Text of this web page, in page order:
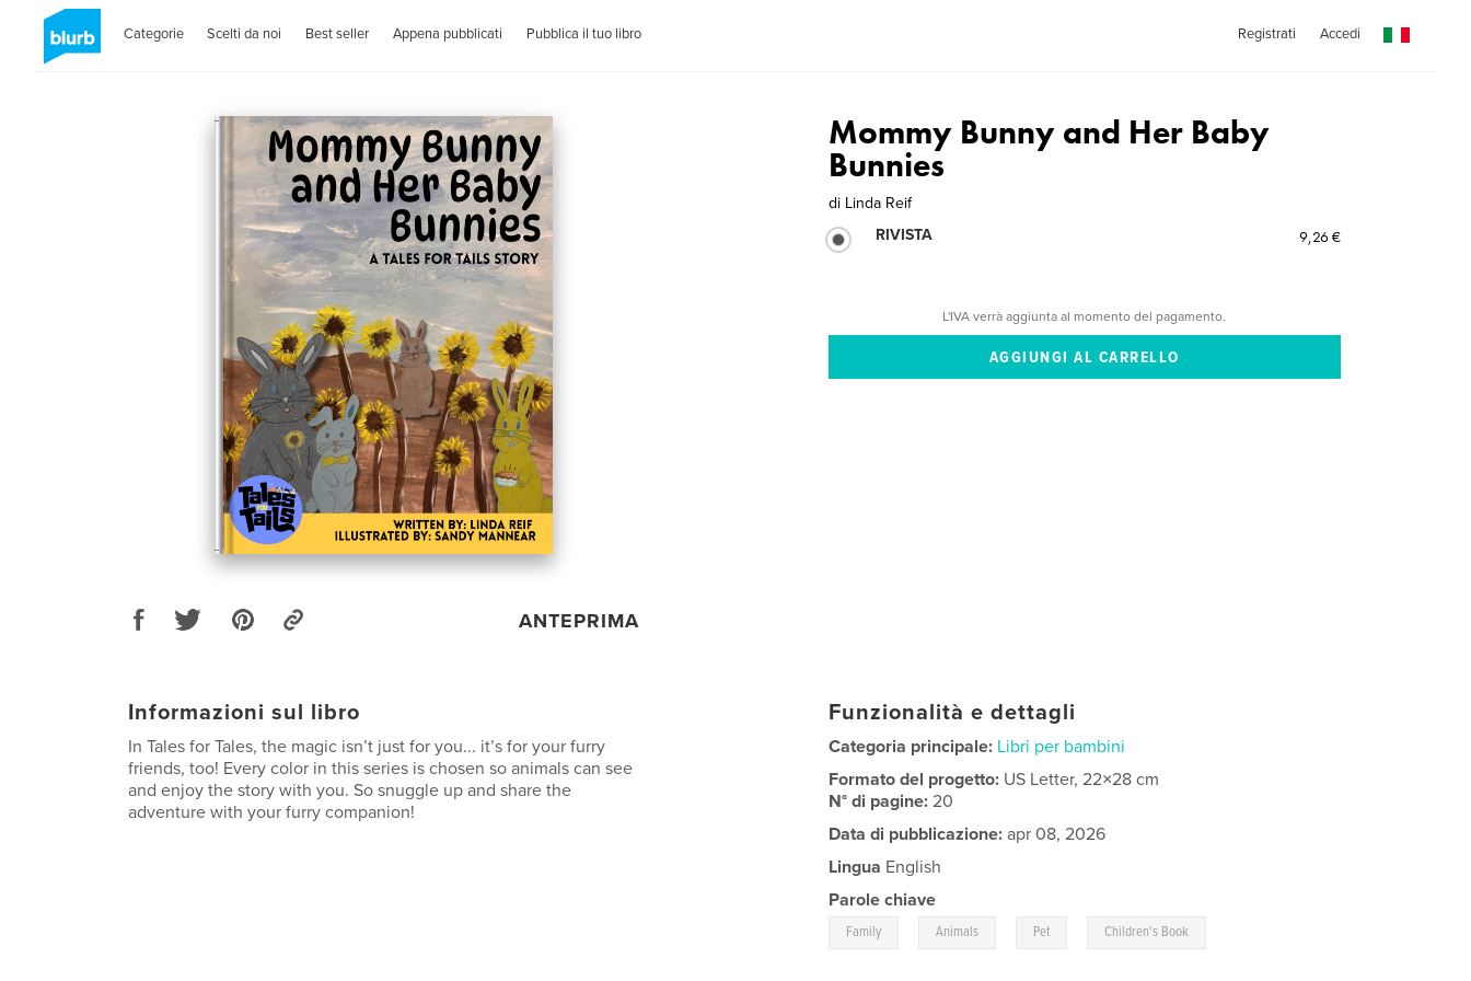
Categorie Scelti da noi Best seller Appena pubblicati Pubblica il tuo libro Registrati Accedi
ANTEPRIMA
Mommy Bunny and Her Baby
Bunnies
di Linda Reif
RIVISTA
9,26 €
L'IVA verrà aggiunta al momento del pagamento.
Informazioni sul libro
In Tales for Tales, the magic isn’t just for you... it’s for your furry
friends, too! Every color in this series is chosen so animals can see
and enjoy the story with you. So snuggle up and share the
adventure with your furry companion!
Funzionalità e dettagli
Categoria principale: Libri per bambini
Formato del progetto: US Letter, 22×28 cm
N° di pagine:20
Data di pubblicazione: apr 08, 2026
Lingua English
Parole chiave
Family Animals Pet Children's Book